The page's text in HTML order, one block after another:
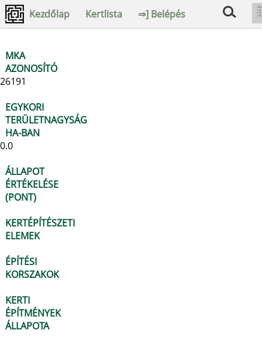
Kezdőlap Kertlista ⇒] Belépés
MKA
AZONOSÍTÓ
26191
EGYKORI
TERÜLETNAGYSÁG
HA-BAN
0.0
ÁLLAPOT
ÉRTÉKELÉSE
(PONT)
KERTÉPÍTÉSZETI
ELEMEK
ÉPÍTÉSI
KORSZAKOK
KERTI
ÉPÍTMÉNYEK
ÁLLAPOTA